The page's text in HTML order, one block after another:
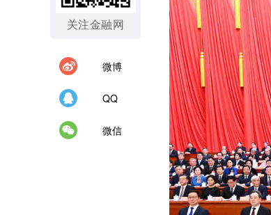
关注金融网
微博
QQ
微信